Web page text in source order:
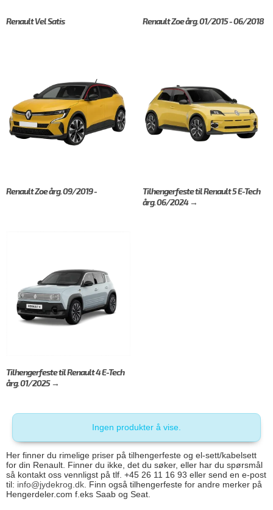
Renault Vel Satis Renault Zoe årg. 01/2015 - 06/2018
Renault Zoe årg. 09/2019 -
Tilhengerfeste til Renault 5 E-Tech
årg. 06/2024 →
Tilhengerfeste til Renault 4 E-Tech
årg. 01/2025 →
Ingen produkter å vise.
Her finner du rimelige priser på tilhengerfeste og el-sett/kabelsett
for din Renault. Finner du ikke, det du søker, eller har du spørsmål
så kontakt oss vennligst på tlf. +45 26 11 16 93 eller send en e-post
til: info@jydekrog.dk . Finn også tilhengerfeste for andre merker på
Hengerdeler.com f.eks Saab og Seat.